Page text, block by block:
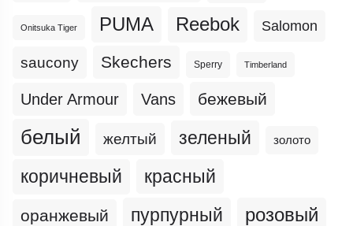
Onitsuka Tiger PUMA Reebok Salomon
saucony Skechers Sperry Timberland
Under Armour Vans бежевый
белый желтый зеленый золото
коричневый красный
оранжевый пурпурный розовый